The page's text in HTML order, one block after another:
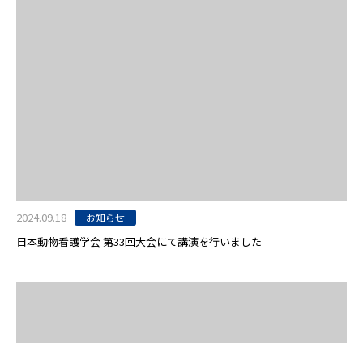
2024.09.18 お知らせ
日本動物看護学会 第33回大会にて講演を行いました